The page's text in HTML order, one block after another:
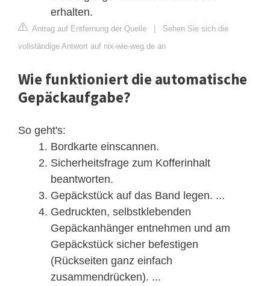
erhalten.
Antrag auf Entfernung der Quelle | Sehen Sie sich die
vollständige Antwort auf nix-wie-weg.de an
Wie funktioniert die automatische
Gepäckaufgabe?
So geht's:
Bordkarte einscannen.
Sicherheitsfrage zum Kofferinhalt
beantworten.
Gepäckstück auf das Band legen. ...
Gedruckten, selbstklebenden
Gepäckanhänger entnehmen und am
Gepäckstück sicher befestigen
(Rückseiten ganz einfach
zusammendrücken). ...